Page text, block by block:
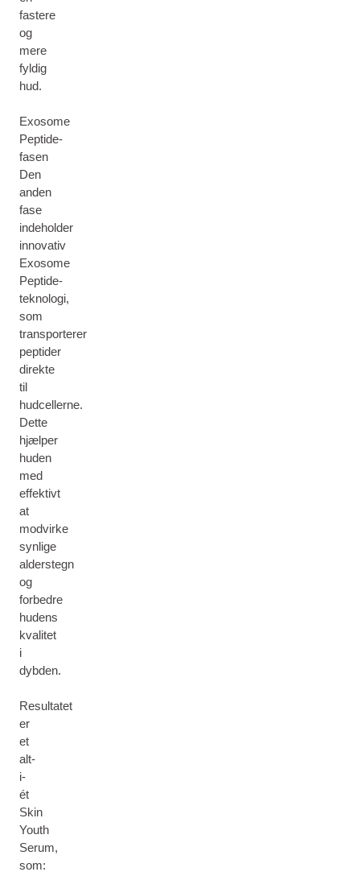
fastere
og
mere
fyldig
hud.
Exosome
Peptide-
fasen
Den
anden
fase
indeholder
innovativ
Exosome
Peptide-
teknologi,
som
transporterer
peptider
direkte
til
hudcellerne.
Dette
hjælper
huden
med
effektivt
at
modvirke
synlige
alderstegn
og
forbedre
hudens
kvalitet
i
dybden.
Resultatet
er
et
alt-
i-
ét
Skin
Youth
Serum,
som: